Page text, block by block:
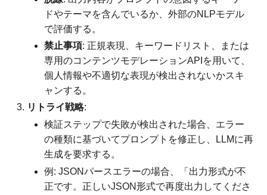
ドやテーマを含んでいるか、外部のNLPモデル
で評価する。
禁止事項: 正規表現、キーワードリスト、または
専用のコンテンツモデレーションAPIを用いて、
個人情報や不適切な表現が検出されないかスキ
ャンする。
リトライ戦略:
検証ステップで失敗が検出された場合、エラー
の種類に基づいてプロンプトを修正し、LLMに再
生成を要求する。
例: JSONパースエラーの場合、「出力形式が不
正です。正しいJSON形式で再度出力してくださ